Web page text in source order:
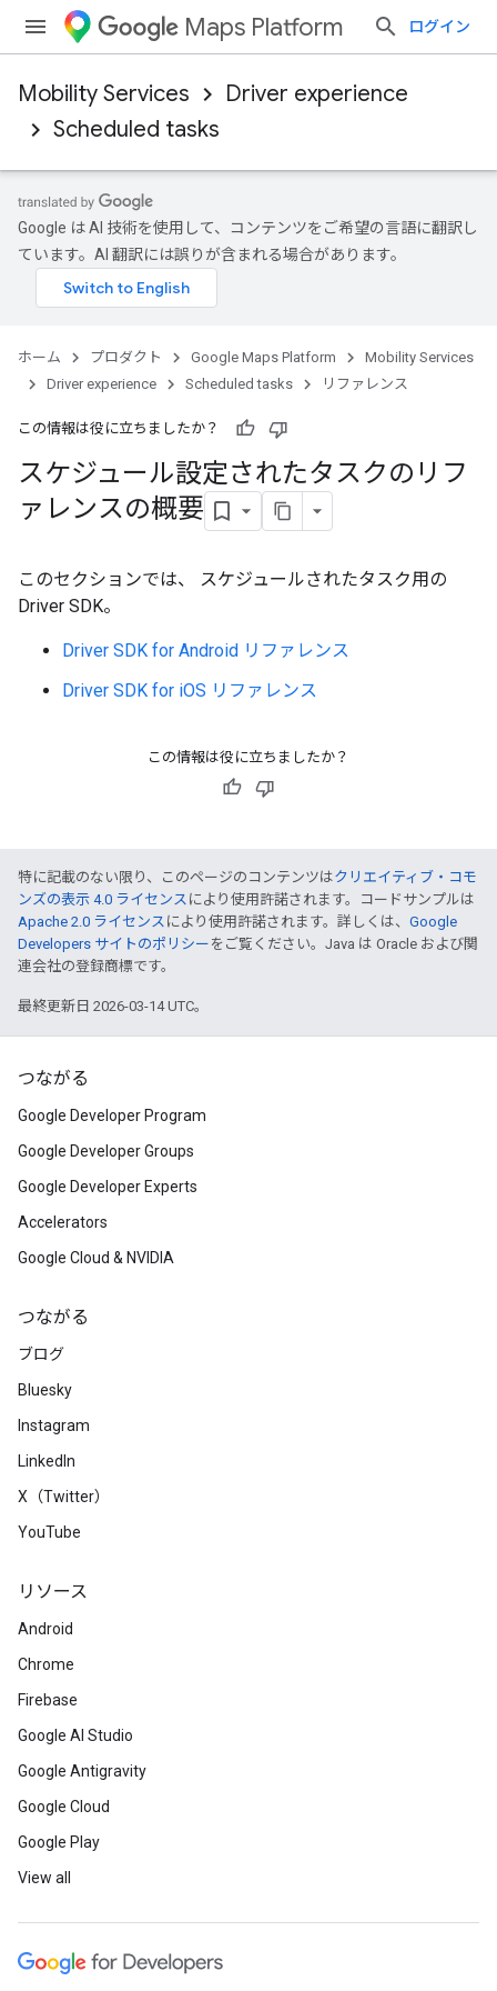
Maps Platform ログイン
Mobility Services
Driver experience
Scheduled tasks
Google は AI 技術を使用して、コンテンツをご希望の言語に翻訳し
ています。AI 翻訳には誤りが含まれる場合があります。
ホーム プロダクト Google Maps Platform
Mobility Services
Driver experience
Scheduled tasks リファレンス
この情報は役に立ちましたか？
スケジュール設定されたタスクのリフ
ァレンスの概要
このセクションでは、 スケジュールされたタスク用の
Driver SDK。
Driver SDK for Android リファレンス
Driver SDK for iOS リファレンス
この情報は役に立ちましたか？
特に記載のない限り、このページのコンテンツはクリエイティブ・コモ
ンズの表示 4.0 ライセンス により使用許諾されます。コードサンプルは
Apache 2.0 ライセンス により使用許諾されます。詳しくは、 Google
Developers サイトのポリシー をご覧ください。Java は Oracle および関
連会社の登録商標です。
最終更新日 2026-03-14 UTC。
つながる
Google Developer Program
Google Developer Groups
Google Developer Experts
Accelerators
Google Cloud & NVIDIA
つながる
ブログ
Bluesky
Instagram
LinkedIn
X（Twitter）
YouTube
リソース
Android
Chrome
Firebase
Google AI Studio
Google Antigravity
Google Cloud
Google Play
View all